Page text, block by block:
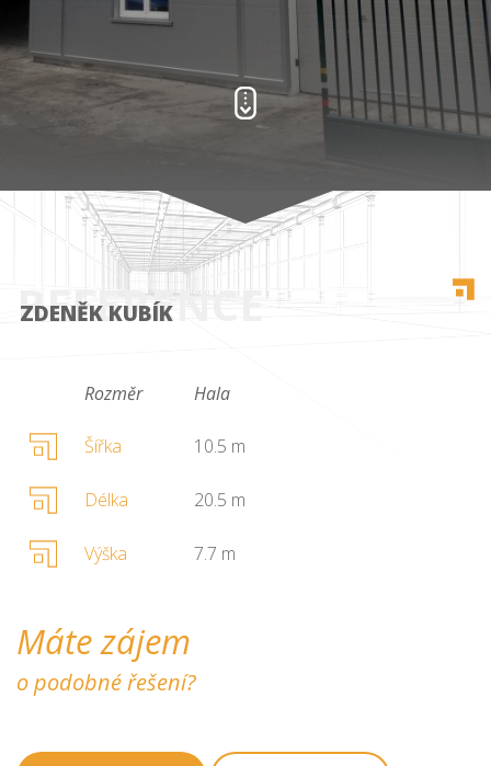
ZDENĚK KUBÍK
REFERENCE
Rozměr Hala
Šířka 10.5 m
Délka 20.5 m
Výška 7.7 m
Máte zájem
o podobné řešení?